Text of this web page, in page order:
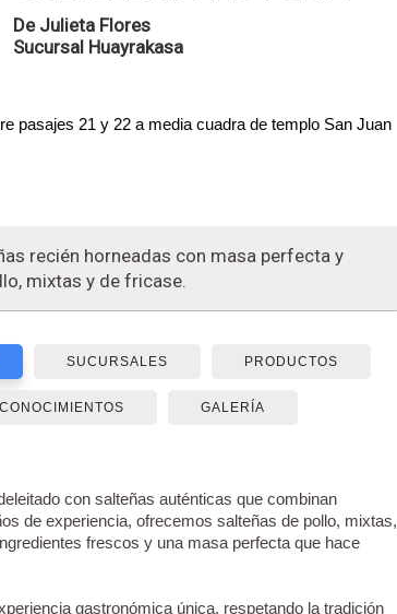
De Julieta Flores
Sucursal Huayrakasa
pasajes 21 y 22 a media cuadra de templo San Juan
recién horneadas con masa perfecta y
mixtas y de fricase.
SUCURSALES PRODUCTOS
GALERÍA
con salteñas auténticas que combinan
de experiencia, ofrecemos salteñas de pollo, mixtas,
frescos y una masa perfecta que hace
gastronómica única, respetando la tradición